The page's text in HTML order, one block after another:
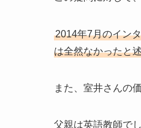
2014年7月のイン
は全然なかったと
また、室井さんの
父親は英語教師で